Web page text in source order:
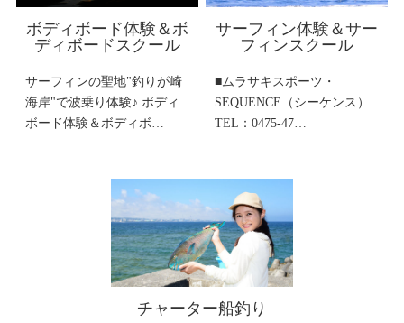
ボディボード体験＆ボ
ディボードスクール
サーフィンの聖地"釣りが崎
海岸"で波乗り体験♪ ボディ
ボード体験＆ボディボ…
サーフィン体験＆サー
フィンスクール
■ムラサキスポーツ・
SEQUENCE（シーケンス）
TEL：0475-47…
チャーター船釣り